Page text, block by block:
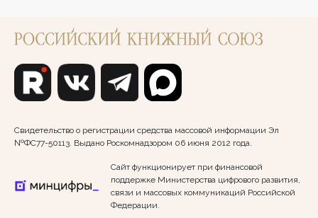
Свидетельство о регистрации средства массовой информации Эл
№ФС77-50113. Выдано Роскомнадзором 06 июня 2012 года.
Сайт функционирует при финансовой
поддержке Министерства цифрового развития,
связи и массовых коммуникаций Российской
Федерации.